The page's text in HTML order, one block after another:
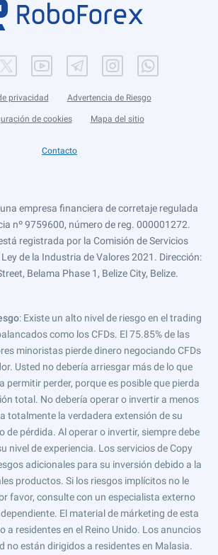
privacidad Advertencia de Riesgo
de cookies Mapa del sitio
Contacto
empresa financiera de corretaje regulada
nº 9759600, número de reg. 000001272.
registrada por la Comisión de Servicios
de la Industria de Valores 2021. Dirección:
Belama Phase 1, Belize City, Belize.
: Existe un alto nivel de riesgo en el trading
como los CFDs. El 75.85% de las
minoristas pierde dinero negociando CFDs
Usted no debería arriesgar más de lo que
permitir perder, porque es posible que pierda
total. No debería operar o invertir a menos
totalmente la verdadera extensión de su
de pérdida. Al operar o invertir, siempre debe
nivel de experiencia. Los servicios de Copy
adicionales para su inversión debido a la
productos. Si los riesgos implícitos no le
favor, consulte con un especialista externo
El material de márketing de esta
a residentes en el Reino Unido. Los anuncios
no están dirigidos a residentes en Malasia.